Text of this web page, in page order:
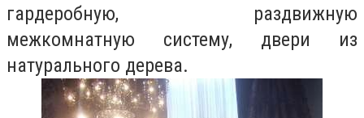
гардеробную, раздвижную
межкомнатную систему, двери из
натурального дерева.